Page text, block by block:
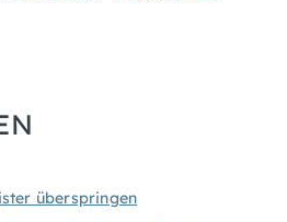
überspringen